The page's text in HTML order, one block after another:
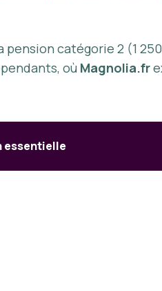
catégorie 2 (1
où Magnolia.fr
essentielle